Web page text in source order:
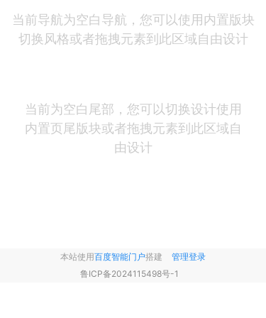
当前导航为空白导航，您可以使用内置版块
切换风格或者拖拽元素到此区域自由设计
当前为空白尾部，您可以切换设计使用
内置页尾版块或者拖拽元素到此区域自
由设计
本站使用百度智能门户搭建
管理登录
鲁ICP备2024115498号-1